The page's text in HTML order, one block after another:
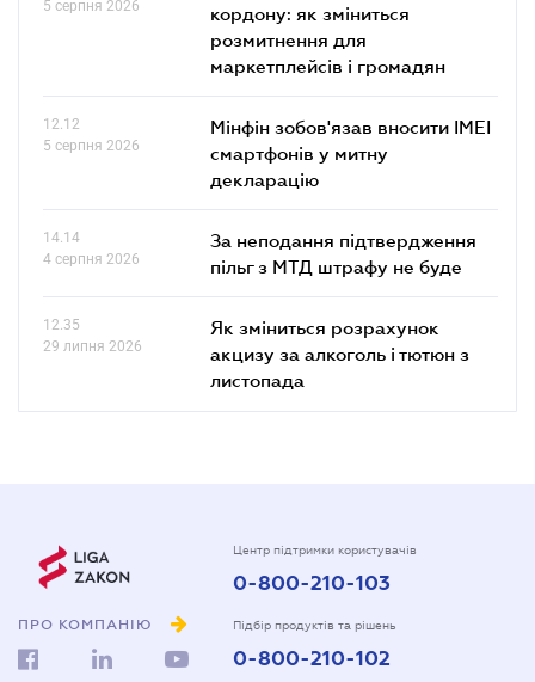
5 серпня 2026
кордону: як зміниться
розмитнення для
маркетплейсів і громадян
12.12
5 серпня 2026
Мінфін зобов'язав вносити IMEI
смартфонів у митну
декларацію
14.14
4 серпня 2026
За неподання підтвердження
пільг з МТД штрафу не буде
12.35
29 липня 2026
Як зміниться розрахунок
акцизу за алкоголь і тютюн з
листопада
ПРО КОМПАНІЮ
Центр підтримки користувачів
0-800-210-103
Підбір продуктів та рішень
0-800-210-102